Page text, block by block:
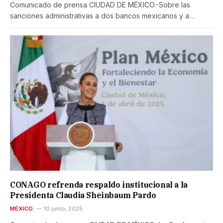
Comunicado de prensa CIUDAD DE MÉXICO.-Sobre las
sanciones administrativas a dos bancos mexicanos y a…
CONAGO refrenda respaldo institucional a la
Presidenta Claudia Sheinbaum Pardo
MÉXICO 10 junio, 2025